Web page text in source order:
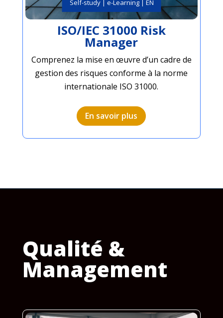
Self-study | e-Learning | EN
ISO/IEC 31000 Risk
Manager
Comprenez la mise en œuvre d’un cadre de
gestion des risques conforme à la norme
internationale ISO 31000.
En savoir plus
Qualité &
Management